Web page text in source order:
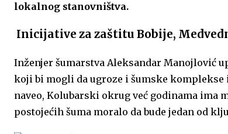
lokalnog stanovništva.
Inicijative za zaštitu Bobije,
Inženjer šumarstva Aleksandar Manojlović
koji bi mogli da ugroze i šumske komplekse
naveo, Kolubarski okrug već godinama ima
postojećih šuma moralo da bude jedan od